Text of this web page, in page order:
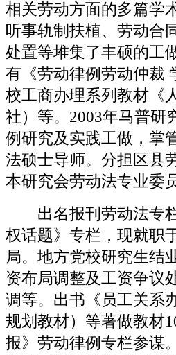
相关劳动方面的多篇学
听事轨制扶植、劳动合
处置等堆集了丰硕的工
有《劳动律例劳动仲裁
校工商办理系列教材《
社）等。2003年马普研
例研究及实践工做，掌
法硕士导师。分担区县
本研究会劳动法专业委
出名报刊劳动法专栏
权话题》专栏，现就职
局。地方党校研究生结
资布局调整及工资争议
调等。出书《员工关系
规划教材）等著做教材
报》劳动律例专栏参谋